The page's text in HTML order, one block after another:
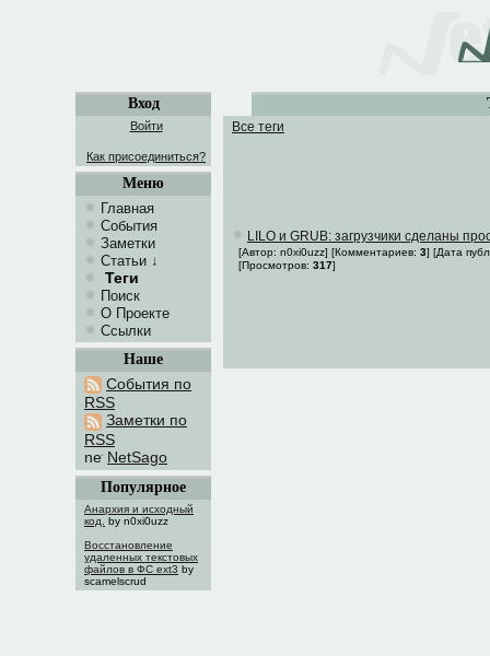
Вход
Войти
Как присоединиться?
Меню
Главная
События
Заметки
Статьи ↓
Теги
Поиск
О Проекте
Ссылки
Наше
События по
RSS
Заметки по
RSS
NetSago
Популярное
Анархия и исходный
код.
by n0xi0uzz
Восстановление
удаленных текстовых
файлов в ФС ext3 by
scamelscrud
Все теги
LILO и GRUB: загрузчики сделаны
[Автор: n0xi0uzz] [Комментариев: 3] [Дата
[Просмотров: 317]